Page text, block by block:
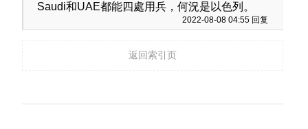
Saudi和UAE都能四處用兵，何況是以色列。
2022-08-08 04:55 回复
返回索引页